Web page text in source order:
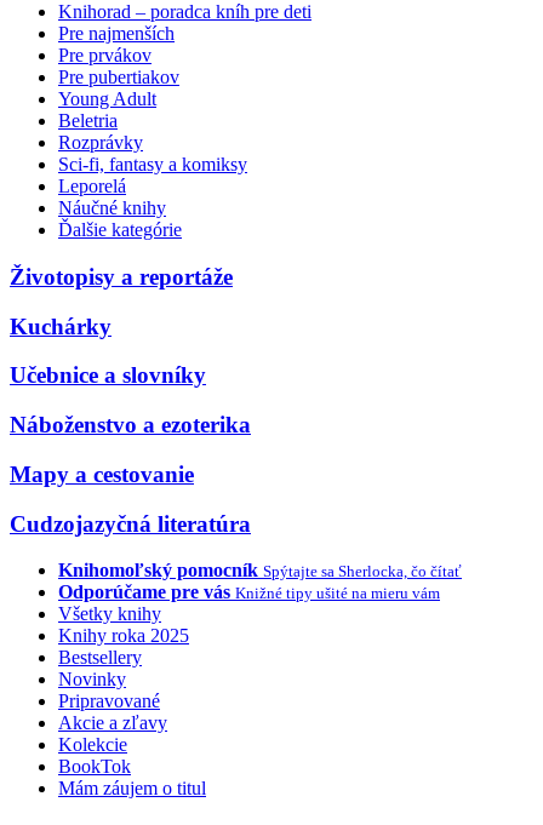
Knihorad – poradca kníh pre deti
Pre najmenších
Pre prvákov
Pre pubertiakov
Young Adult
Beletria
Rozprávky
Sci-fi, fantasy a komiksy
Leporelá
Náučné knihy
Ďalšie kategórie
Životopisy a reportáže
Kuchárky
Učebnice a slovníky
Náboženstvo a ezoterika
Mapy a cestovanie
Cudzojazyčná literatúra
Knihomoľský pomocník Spýtajte sa Sherlocka, čo čítať
Odporúčame pre vás Knižné tipy ušité na mieru vám
Všetky knihy
Knihy roka 2025
Bestsellery
Novinky
Pripravované
Akcie a zľavy
Kolekcie
BookTok
Mám záujem o titul